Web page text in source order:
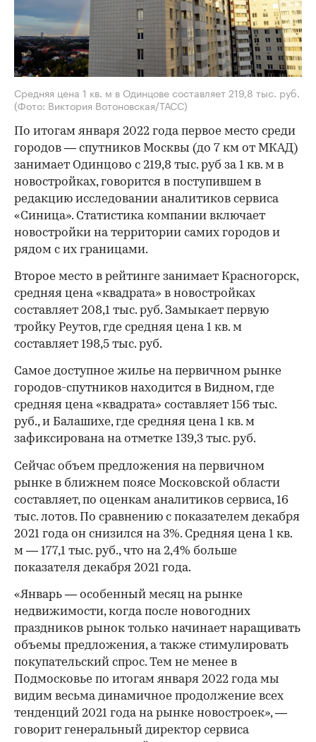
Средняя цена 1 кв. м в Одинцове составляет 219,8 тыс. руб.
(Фото: Виктория Вотоновская/ТАСС)
По итогам января 2022 года первое место среди
городов — спутников Москвы (до 7 км от МКАД)
занимает Одинцово с 219,8 тыс. руб за 1 кв. м в
новостройках, говорится в поступившем в
редакцию исследовании аналитиков сервиса
«Синица». Статистика компании включает
новостройки на территории самих городов и
рядом с их границами.
Второе место в рейтинге занимает Красногорск,
средняя цена «квадрата» в новостройках
составляет 208,1 тыс. руб. Замыкает первую
тройку Реутов, где средняя цена 1 кв. м
составляет 198,5 тыс. руб.
Самое доступное жилье на первичном рынке
городов-спутников находится в Видном, где
средняя цена «квадрата» составляет 156 тыс.
руб., и Балашихе, где средняя цена 1 кв. м
зафиксирована на отметке 139,3 тыс. руб.
Сейчас объем предложения на первичном
рынке в ближнем поясе Московской области
составляет, по оценкам аналитиков сервиса, 16
тыс. лотов. По сравнению с показателем декабря
2021 года он снизился на 3%. Средняя цена 1 кв.
м — 177,1 тыс. руб., что на 2,4% больше
показателя декабря 2021 года.
«Январь — особенный месяц на рынке
недвижимости, когда после новогодних
праздников рынок только начинает наращивать
объемы предложения, а также стимулировать
покупательский спрос. Тем не менее в
Подмосковье по итогам января 2022 года мы
видим весьма динамичное продолжение всех
тенденций 2021 года на рынке новостроек», —
говорит генеральный директор сервиса